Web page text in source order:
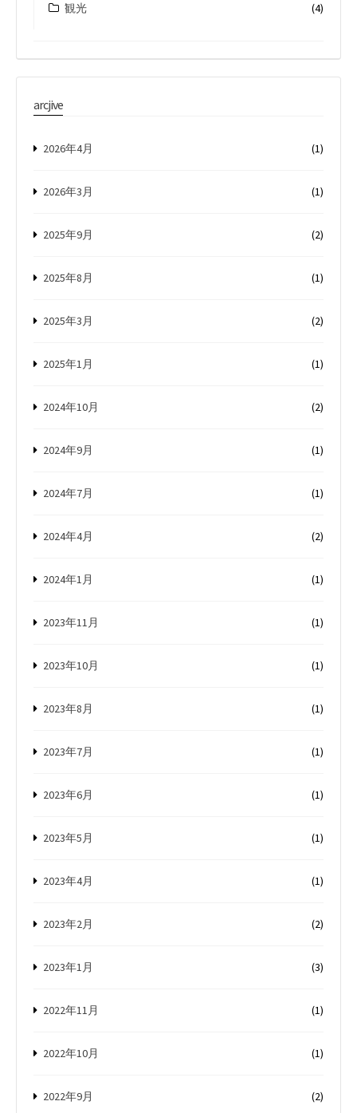
観光 (4)
arcjive
2026年4月 (1)
2026年3月 (1)
2025年9月 (2)
2025年8月 (1)
2025年3月 (2)
2025年1月 (1)
2024年10月 (2)
2024年9月 (1)
2024年7月 (1)
2024年4月 (2)
2024年1月 (1)
2023年11月 (1)
2023年10月 (1)
2023年8月 (1)
2023年7月 (1)
2023年6月 (1)
2023年5月 (1)
2023年4月 (1)
2023年2月 (2)
2023年1月 (3)
2022年11月 (1)
2022年10月 (1)
2022年9月 (2)